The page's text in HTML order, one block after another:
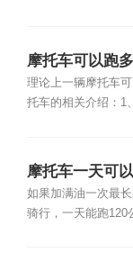
摩托车可以跑
理论上一辆摩托车
托车的相关介绍：1
摩托车一天可
如果加满油一次最
骑行，一天能跑120